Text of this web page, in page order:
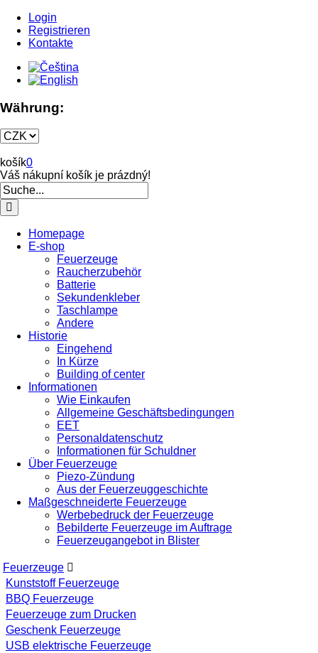
Login
Registrieren
Kontakte
Währung:
košík0
Váš nákupní košík je prázdný!
Homepage
E-shop
Feuerzeuge
Raucherzubehör
Batterie
Sekundenkleber
Taschlampe
Andere
Historie
Eingehend
In Kürze
Building of center
Informationen
Wie Einkaufen
Allgemeine Geschäftsbedingungen
EET
Personaldatenschutz
Informationen für Schuldner
Über Feuerzeuge
Piezo-Zündung
Aus der Feuerzeuggeschichte
Maßgeschneiderte Feuerzeuge
Werbebedruck der Feuerzeuge
Bebilderte Feuerzeuge im Auftrage
Feuerzeugangebot in Blister
Feuerzeuge
Kunststoff Feuerzeuge
BBQ Feuerzeuge
Feuerzeuge zum Drucken
Geschenk Feuerzeuge
USB elektrische Feuerzeuge